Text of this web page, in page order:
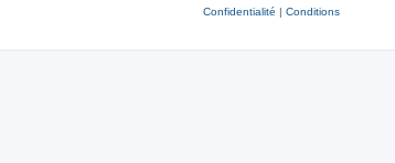
Confidentialité | Conditions